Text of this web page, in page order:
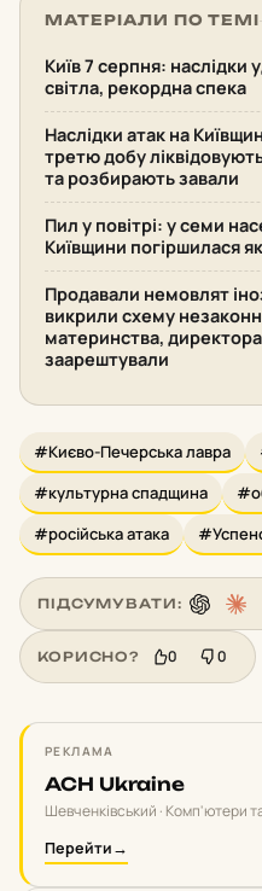
МАТЕРІАЛИ ПО ТЕМІ
Київ 7 серпня: наслідки
світла, рекордна спека
Наслідки атак на
третю добу
та розбирають завали
Пил у повітрі: у семи
Київщини погіршилася
Продавали немовлят
викрили схему
материнства,
заарештували
#Києво-Печерська лавра
#культурна спадщина
#російська атака
ПІДСУМУВАТИ:
КОРИСНО? 0 0
РЕКЛАМА
ACH Ukraine
Шевченківський · Комп'ютери
Перейти→